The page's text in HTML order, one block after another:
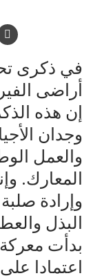
في ذكرى
أراضى
إن هذه
وجدان
والعمل
المعارك.
وإرادة
البذل
اعتمادا